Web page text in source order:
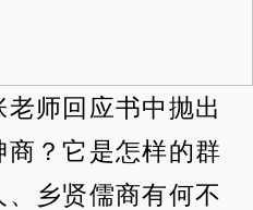
老师回应书中抛出
？它是怎样的群
乡贤儒商有何不